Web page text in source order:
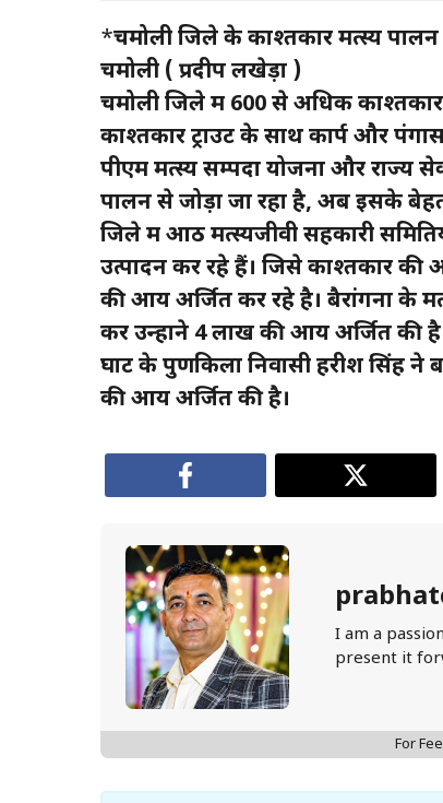
*चमोली जिले के काश्तकार मत्स्य
चमोली ( प्रदीप लखेड़ा )
चमोली जिले में 600 से अधिक
काश्तकार ट्राउट के साथ कार्प और
पीएम मत्स्य सम्पदा योजना और राज्य
पालन से जोड़ा जा रहा है, अब इसके
जिले में आठ मत्स्यजीवी सहकारी
उत्पादन कर रहे हैं। जिसे काश्तकार
की आय अर्जित कर रहे है। बैरांगना के
कर उन्होंने 4 लाख की आय अर्जित की
घाट के पुणकिला निवासी हरीश सिंह
की आय अर्जित की है।
I am a
present it
For